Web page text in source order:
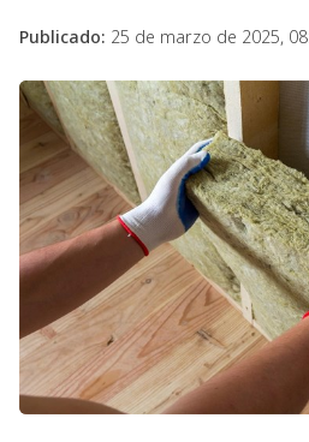
Publicado: 25 de marzo de 2025,